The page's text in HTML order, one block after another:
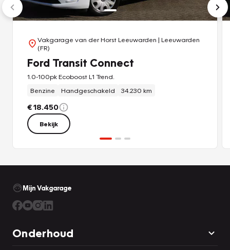
Vakgarage van der Horst Leeuwarden | Leeuwarden
(FR)
Ford Transit Connect
1.0-100pk Ecoboost L1 Trend.
Benzine
Handgeschakeld 34.230 km
€ 18.450
Bekijk
Mijn Vakgarage
Onderhoud